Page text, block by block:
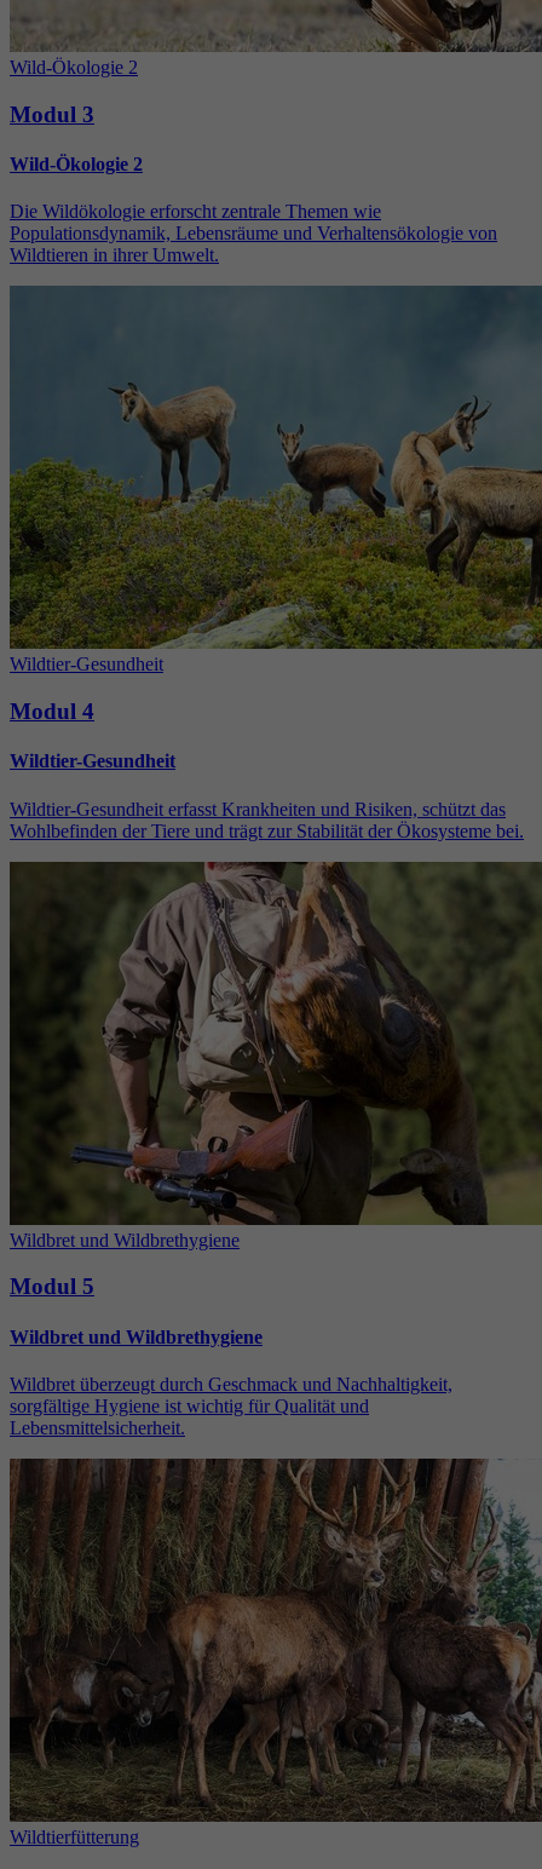
Wild-Ökologie 2
Modul 3
Wild-Ökologie 2
Die Wildökologie erforscht zentrale Themen wie
Populationsdynamik, Lebensräume und Verhaltensökologie von
Wildtieren in ihrer Umwelt.
Wildtier-Gesundheit
Modul 4
Wildtier-Gesundheit
Wildtier-Gesundheit erfasst Krankheiten und Risiken, schützt das
Wohlbefinden der Tiere und trägt zur Stabilität der Ökosysteme bei.
Wildbret und Wildbrethygiene
Modul 5
Wildbret und Wildbrethygiene
Wildbret überzeugt durch Geschmack und Nachhaltigkeit,
sorgfältige Hygiene ist wichtig für Qualität und
Lebensmittelsicherheit.
Wildtierfütterung